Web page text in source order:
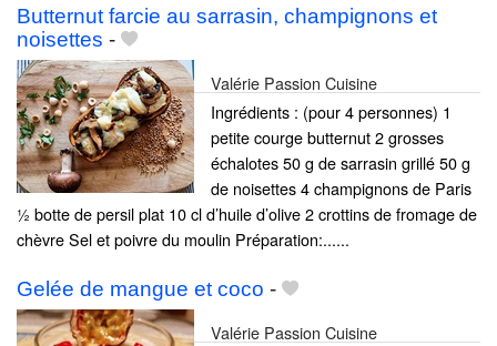
Butternut farcie au sarrasin, champignons et
noisettes -
Valérie Passion Cuisine
Ingrédients : (pour 4 personnes) 1
petite courge butternut 2 grosses
échalotes 50 g de sarrasin grillé 50 g
de noisettes 4 champignons de Paris
½ botte de persil plat 10 cl d’huile d’olive 2 crottins de fromage de
chèvre Sel et poivre du moulin Préparation:......
Gelée de mangue et coco -
Valérie Passion Cuisine